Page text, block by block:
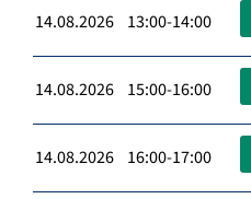
14.08.2026 13:00-14:00
14.08.2026 15:00-16:00
14.08.2026 16:00-17:00